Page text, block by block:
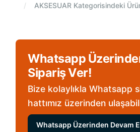
AKSESUAR Kategorisindeki
Whatsapp
Sipariş Ver!
Bize kolaylıkla Whatsapp
hattımız üzerinden
Whatsapp Üzerinden Devam